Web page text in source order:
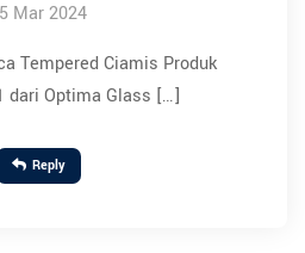
Mar 2024
Tempered Ciamis Produk
dari Optima Glass […]
Reply